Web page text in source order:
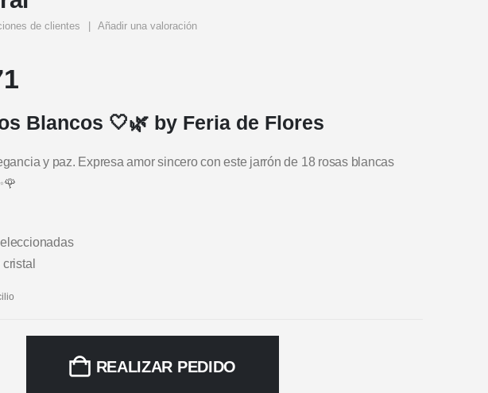
de clientes Añadir una valoración
Blancos 🤍🌿 by Feria de Flores
y paz. Expresa amor sincero con este jarrón de 18 rosas blancas
REALIZAR PEDIDO